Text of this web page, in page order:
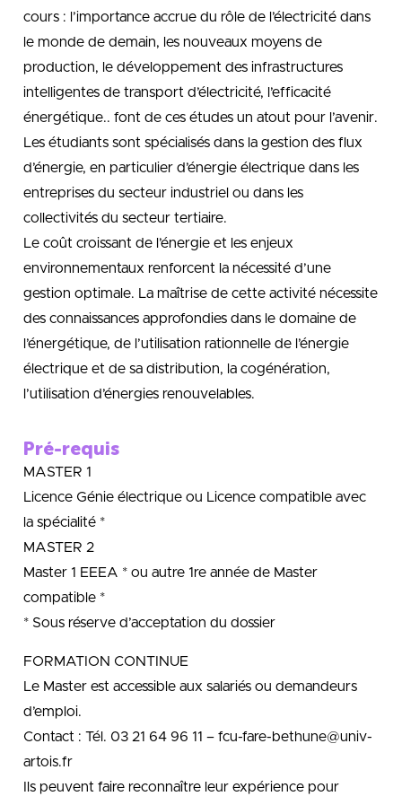
cours : l’importance accrue du rôle de l’électricité dans
le monde de demain, les nouveaux moyens de
production, le développement des infrastructures
intelligentes de transport d’électricité, l’efficacité
énergétique.. font de ces études un atout pour l’avenir.
Les étudiants sont spécialisés dans la gestion des flux
d’énergie, en particulier d’énergie électrique dans les
entreprises du secteur industriel ou dans les
collectivités du secteur tertiaire.
Le coût croissant de l’énergie et les enjeux
environnementaux renforcent la nécessité d’une
gestion optimale. La maîtrise de cette activité nécessite
des connaissances approfondies dans le domaine de
l’énergétique, de l’utilisation rationnelle de l’énergie
électrique et de sa distribution, la cogénération,
l’utilisation d’énergies renouvelables.
Pré-requis
MASTER 1
Licence Génie électrique ou Licence compatible avec
la spécialité *
MASTER 2
Master 1 EEEA * ou autre 1re année de Master
compatible *
* Sous réserve d’acceptation du dossier
FORMATION CONTINUE
Le Master est accessible aux salariés ou demandeurs
d’emploi.
Contact : Tél. 03 21 64 96 11 – fcu-fare-bethune@univ-
artois.fr
Ils peuvent faire reconnaître leur expérience pour